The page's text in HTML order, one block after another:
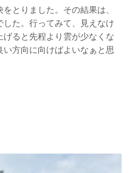
とりました。その結果は、
した。行ってみて、見えなけ
ると先程より雲が少なくな
方向に向けばよいなぁと思